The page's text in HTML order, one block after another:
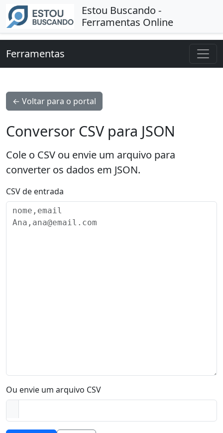
Estou Buscando -
Ferramentas Online
Ferramentas
← Voltar para o portal
Conversor CSV para JSON
Cole o CSV ou envie um arquivo para
converter os dados em JSON.
CSV de entrada
Ou envie um arquivo CSV